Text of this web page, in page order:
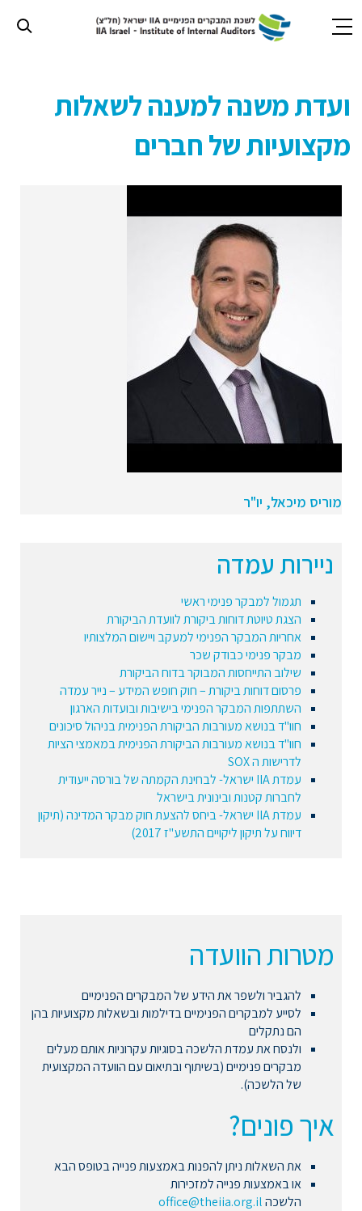
דף
אינטרנט,
אנטר
לעבור
ועדת משנה למענה לשאלות
מקצועיות של חברים
מוריס מיכאל, יו"ר
ניירות עמדה
תגמול למבקר פנימי ראשי
הצגת טיוטת דוחות ביקורת לוועדת הביקורת
אחריות המבקר הפנימי למעקב ויישום המלצותיו
מבקר פנימי כבודק שכר
שילוב התייחסות המבוקר בדוח הביקורת
פרסום דוחות ביקורת – חוק חופש המידע – נייר עמדה
השתתפות המבקר הפנימי בישיבות ובועדות הארגון
חוו"ד בנושא מעורבות הביקורת הפנימית בניהול סיכונים
חוו"ד בנושא מעורבות הביקורת הפנימית במאמצי הציות
לדרישות ה SOX
עמדת IIA ישראל- לבחינת הקמתה של בורסה ייעודית
לחברות קטנות ובינונית בישראל
עמדת IIA ישראל- ביחס להצעת חוק מבקר המדינה (תיקון
דיווח על תיקון ליקויים התשע"ז 2017)
מטרות הוועדה
להגביר ולשפר את הידע של המבקרים הפנימיים
לסייע למבקרים הפנימיים בדילמות ובשאלות מקצועיות בהן
הם נתקלים
ולנסח את עמדת הלשכה בסוגיות עקרוניות אותם מעלים
מבקרים פנימיים (בשיתוף ובתיאום עם הוועדה המקצועית
של הלשכה).
איך פונים?
את השאלות ניתן להפנות באמצעות פנייה בטופס הבא
או באמצעות פנייה למזכירות
הלשכהoffice@theiia.org.il